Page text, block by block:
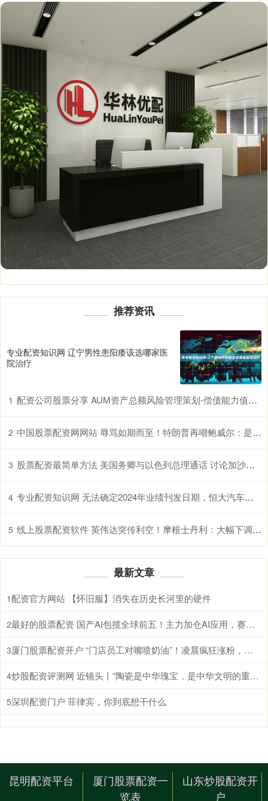
推荐资讯
专业配资知识网 辽宁男性患阳痿该选哪家医
院治疗
1 配资公司股票分享 AUM资产总额风险管理策划-偿债能力值预估测算报告分析
2 中国股票配资网网站 辱骂如期而至！特朗普再嘲鲍威尔：是个“傻瓜”！
3 股票配资最简单方法 美国务卿与以色列总理通话 讨论加沙局势
4 专业配资知识网 无法确定2024年业绩刊发日期，恒大汽车股票继续停牌
5 线上股票配资软件 英伟达突传利空！摩根士丹利：大幅下调！发生了什么？
最新文章
1配资官方网站 【怀旧服】消失在历史长河里的硬件
2 最好的股票配资 国产AI包揽全球前五！主力加仓AI应用，赛道8月金股曝光
3 厦门股票配资开户 “门店员工对嘴喷奶油”！凌晨疯狂涨粉，涉事账号已注销！瑞幸回应：严肃处理
4 炒股配资评测网 近镜头丨“陶瓷是中华瑰宝，是中华文明的重要名片”
5深圳配资门户 菲律宾，你到底想干什么
昆明配资平台
厦门股票配资一
览表
山东炒股配资开
户